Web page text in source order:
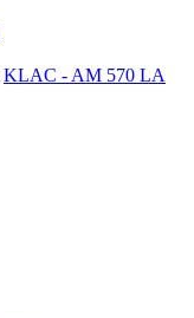
KLAC - AM 570 LA